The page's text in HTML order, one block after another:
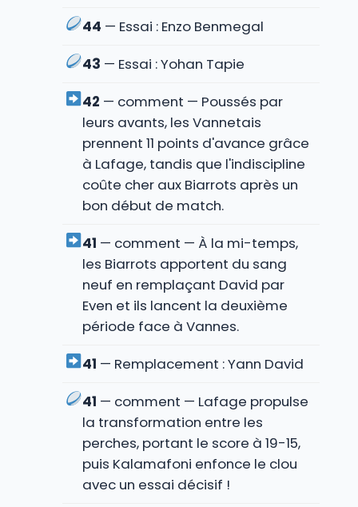
44 — Essai : Enzo Benmegal
43 — Essai : Yohan Tapie
42 — comment — Poussés par
leurs avants, les Vannetais
prennent 11 points d'avance grâce
à Lafage, tandis que l'indiscipline
coûte cher aux Biarrots après un
bon début de match.
41 — comment — À la mi-temps,
les Biarrots apportent du sang
neuf en remplaçant David par
Even et ils lancent la deuxième
période face à Vannes.
41 — Remplacement : Yann David
41 — comment — Lafage propulse
la transformation entre les
perches, portant le score à 19-15,
puis Kalamafoni enfonce le clou
avec un essai décisif !